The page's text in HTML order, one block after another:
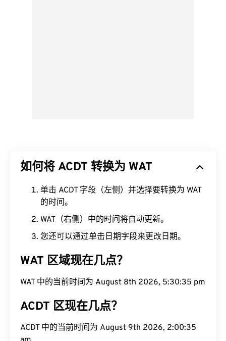
如何将 ACDT 转换为 WAT
单击 ACDT 字段（左侧）并选择要转换为 WAT
的时间。
WAT（右侧）中的时间将自动更新。
您还可以通过单击日期字段来更改日期。
WAT 区域现在几点？
WAT 中的当前时间为 August 8th 2026, 5:30:36 pm
ACDT 区现在几点？
ACDT 中的当前时间为 August 9th 2026, 2:00:36